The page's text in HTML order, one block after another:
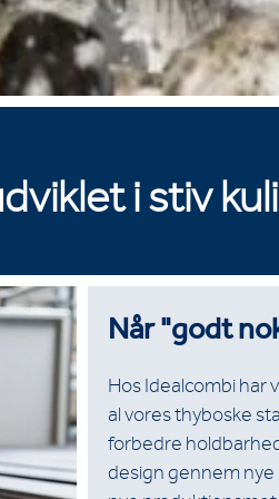
i stiv
Når "godt
Hos Idealcombi har
al vores thyboske
forbedre
design gennem